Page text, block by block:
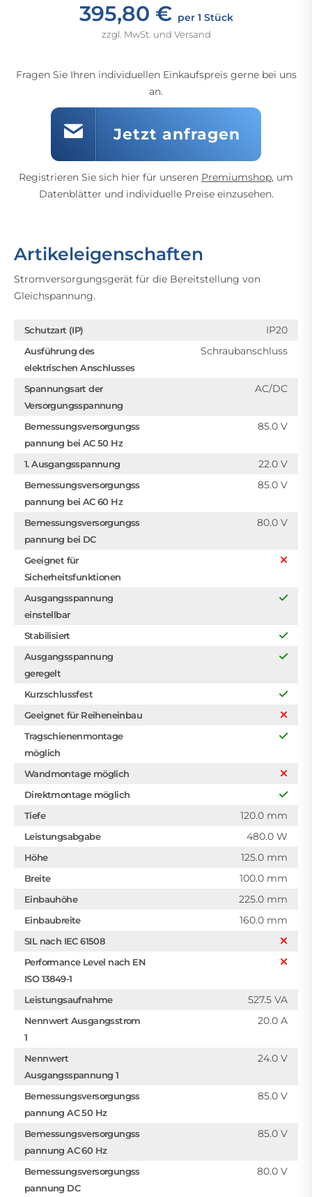
395,80 € per 1 Stück
zzgl. MwSt. und Versand
Fragen Sie Ihren individuellen Einkaufspreis gerne bei uns
an.
Jetzt anfragen
Registrieren Sie sich hier für unseren Premiumshop, um
Datenblätter und individuelle Preise einzusehen.
Artikeleigenschaften
Stromversorgungsgerät für die Bereitstellung von
Gleichspannung.
Schutzart (IP) IP20
Ausführung des
elektrischen Anschlusses
Schraubanschluss
Spannungsart der
Versorgungsspannung
AC/DC
Bemessungsversorgungss
pannung bei AC 50 Hz
85.0 V
1. Ausgangsspannung 22.0 V
Bemessungsversorgungss
pannung bei AC 60 Hz
85.0 V
Bemessungsversorgungss
pannung bei DC
80.0 V
Geeignet für
Sicherheitsfunktionen
Ausgangsspannung
einstellbar
Stabilisiert
Ausgangsspannung
geregelt
Kurzschlussfest
Geeignet für Reiheneinbau
Tragschienenmontage
möglich
Wandmontage möglich
Direktmontage möglich
Tiefe
120.0 mm
Leistungsabgabe 480.0 W
Höhe 125.0 mm
Breite 100.0 mm
Einbauhöhe 225.0 mm
Einbaubreite 160.0 mm
SIL nach IEC 61508
Performance Level nach EN
ISO 13849-1
Leistungsaufnahme
527.5 VA
Nennwert Ausgangsstrom
1
20.0 A
Nennwert
Ausgangsspannung 1
24.0 V
Bemessungsversorgungss
pannung AC 50 Hz
85.0 V
Bemessungsversorgungss
pannung AC 60 Hz
85.0 V
Bemessungsversorgungss
pannung DC
80.0 V